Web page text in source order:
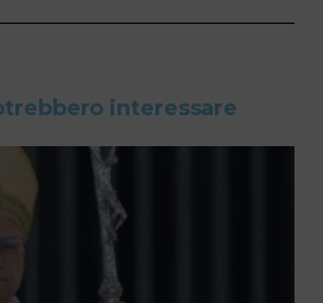
interessare